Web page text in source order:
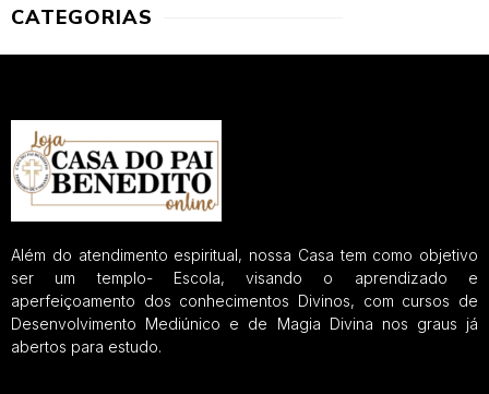
CATEGORIAS
Além do atendimento espiritual, nossa Casa tem como objetivo
ser um templo- Escola, visando o aprendizado e
aperfeiçoamento dos conhecimentos Divinos, com cursos de
Desenvolvimento Mediúnico e de Magia Divina nos graus já
abertos para estudo.